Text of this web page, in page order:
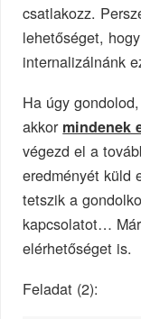
csatlakozz.
lehetőséget,
internalizálnánk
Ha úgy
akkor mindenek
végezd el a
eredményét küld
tetszik a
kapcsolatot…
elérhetőséget is.
Feladat (2):